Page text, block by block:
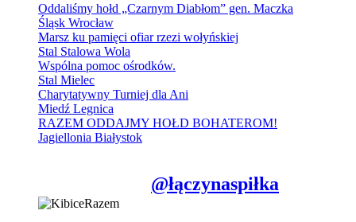
Oddaliśmy hołd „Czarnym Diabłom” gen. Maczka
Śląsk Wrocław
Marsz ku pamięci ofiar rzezi wołyńskiej
Stal Stalowa Wola
Wspólna pomoc ośrodków.
Stal Mielec
Charytatywny Turniej dla Ani
Miedź Legnica
RAZEM ODDAJMY HOŁD BOHATEROM!
Jagiellonia Białystok
@łączynaspiłka